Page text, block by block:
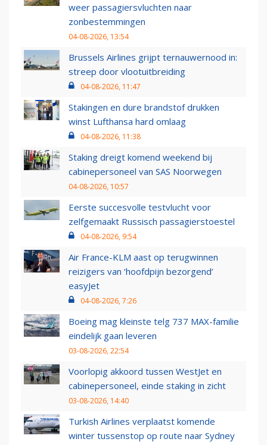
weer passagiersvluchten naar
zonbestemmingen
04-08-2026, 13:54
Brussels Airlines grijpt ternauwernood in:
streep door vlootuitbreiding
04-08-2026, 11:47
Stakingen en dure brandstof drukken
winst Lufthansa hard omlaag
04-08-2026, 11:38
Staking dreigt komend weekend bij
cabinepersoneel van SAS Noorwegen
04-08-2026, 10:57
Eerste succesvolle testvlucht voor
zelfgemaakt Russisch passagierstoestel
04-08-2026, 9:54
Air France-KLM aast op terugwinnen
reizigers van ‘hoofdpijn bezorgend’
easyJet
04-08-2026, 7:26
Boeing mag kleinste telg 737 MAX-familie
eindelijk gaan leveren
03-08-2026, 22:54
Voorlopig akkoord tussen WestJet en
cabinepersoneel, einde staking in zicht
03-08-2026, 14:40
Turkish Airlines verplaatst komende
winter tussenstop op route naar Sydney